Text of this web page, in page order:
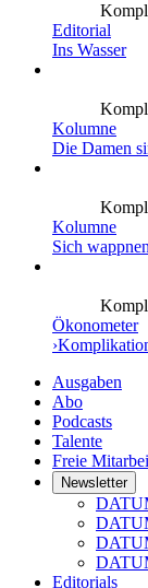
Editorial
Ins Wasser
Kolumne
Die Damen
Kolumne
Sich
Ökonometer
Ausgaben
Abo
Podcasts
Talente
Freie
Newsletter
Editorials